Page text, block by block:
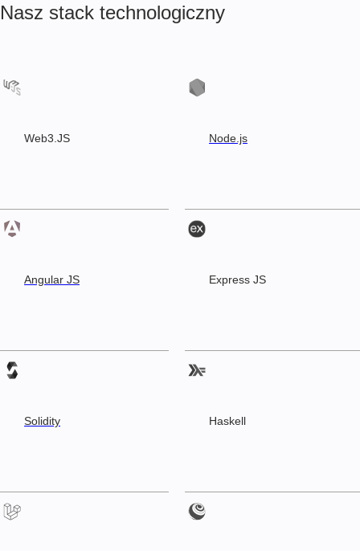
Nasz stack technologiczny
Web3.JS Node.js
Angular JS Express JS
Solidity Haskell